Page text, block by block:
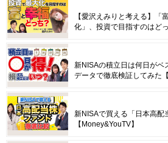
【愛沢えみりと考える】「
化」、投資で目指すのはど
新NISAの積立日は何日がベ
データで徹底検証してみた
新NISAで買える「日本高配
【Money&YouTV】